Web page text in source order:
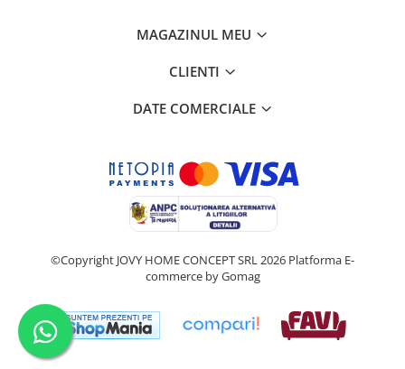
MAGAZINUL MEU
CLIENTI
DATE COMERCIALE
©Copyright JOVY HOME CONCEPT SRL 2026 Platforma E-
commerce by Gomag